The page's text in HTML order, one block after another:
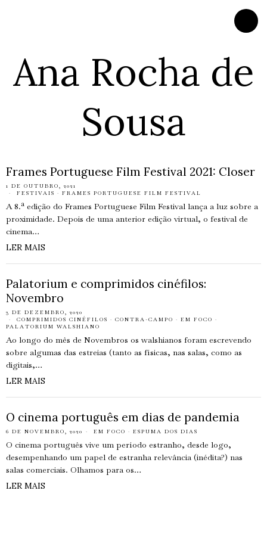
Ana Rocha de
Sousa
Frames Portuguese Film Festival 2021: Closer
1 DE OUTUBRO, 2021
FESTIVAIS · FRAMES PORTUGUESE FILM FESTIVAL
A 8.ª edição do Frames Portuguese Film Festival lança a luz sobre a
proximidade. Depois de uma anterior edição virtual, o festival de
cinema…
LER MAIS
Palatorium e comprimidos cinéfilos:
Novembro
3 DE DEZEMBRO, 2020
COMPRIMIDOS CINÉFILOS · CONTRA-CAMPO · EM FOCO ·
PALATORIUM WALSHIANO
Ao longo do mês de Novembros os walshianos foram escrevendo
sobre algumas das estreias (tanto as físicas, nas salas, como as
digitais,…
LER MAIS
O cinema português em dias de pandemia
6 DE NOVEMBRO, 2020 EM FOCO · ESPUMA DOS DIAS
O cinema português vive um período estranho, desde logo,
desempenhando um papel de estranha relevância (inédita?) nas
salas comerciais. Olhamos para os…
LER MAIS